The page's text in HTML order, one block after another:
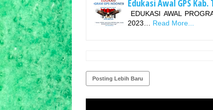
Edukasi Awal GPS
EDUKASI AWAL
2023… Read More...
Posting Lebih Baru